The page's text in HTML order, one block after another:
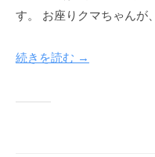
す。 お座りクマちゃん
続きを読む →